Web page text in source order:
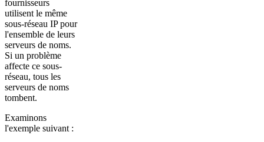
fournisseurs
utilisent le même
sous-réseau IP pour
l'ensemble de leurs
serveurs de noms.
Si un problème
affecte ce sous-
réseau, tous les
serveurs de noms
tombent.
Examinons
l'exemple suivant :